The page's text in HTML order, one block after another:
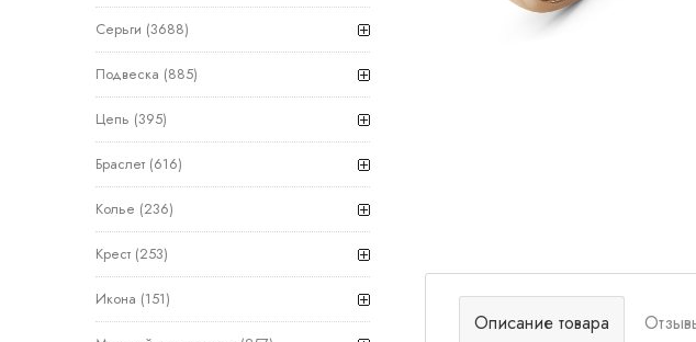
Описание товара
Серьги (3688)
Подвеска (885)
Цепь (395)
Браслет (616)
Колье (236)
Крест (253)
Икона (151)